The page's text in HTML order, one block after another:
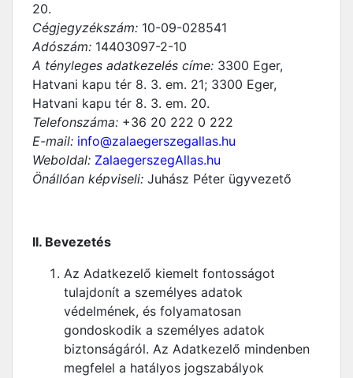
20.
Cégjegyzékszám: 10-09-028541
Adószám: 14403097-2-10
A tényleges adatkezelés címe: 3300 Eger,
Hatvani kapu tér 8. 3. em. 21; 3300 Eger,
Hatvani kapu tér 8. 3. em. 20.
Telefonszáma: +36 20 222 0 222
E-mail: info@zalaegerszegallas.hu
Weboldal: ZalaegerszegAllas.hu
Önállóan képviseli: Juhász Péter ügyvezető
II. Bevezetés
Az Adatkezelő kiemelt fontosságot
tulajdonít a személyes adatok
védelmének, és folyamatosan
gondoskodik a személyes adatok
biztonságáról. Az Adatkezelő mindenben
megfelel a hatályos jogszabályok